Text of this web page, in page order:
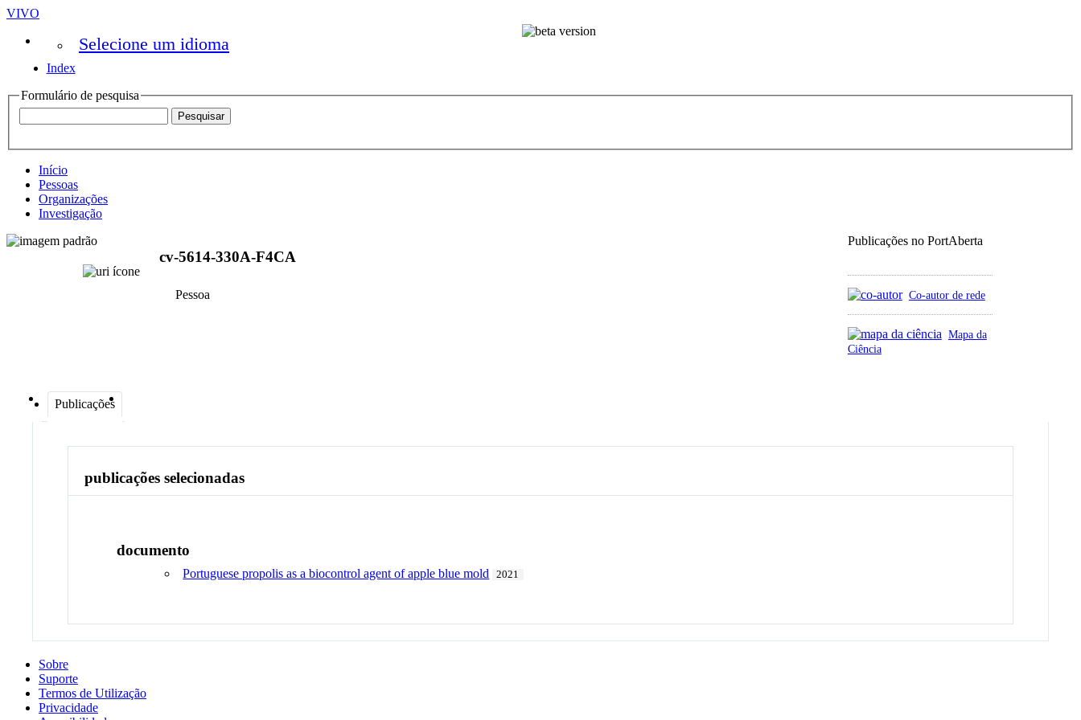
VIVO
Selecione um idioma
Index
Formulário de pesquisa
Início
Pessoas
Organizações
Investigação
Publicações no PortAberta
Co-autor de rede
Mapa da
Ciência
cv-5614-330A-F4CA
Pessoa
Publicações
publicações selecionadas
documento
Portuguese propolis as a biocontrol agent of apple blue mold 2021
Sobre
Suporte
Termos de Utilização
Privacidade